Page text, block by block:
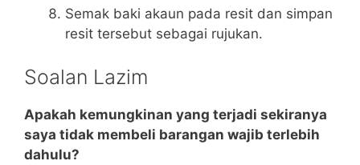
Semak baki akaun pada resit dan simpan
resit tersebut sebagai rujukan.
Soalan Lazim
Apakah kemungkinan yang terjadi sekiranya
saya tidak membeli barangan wajib terlebih
dahulu?